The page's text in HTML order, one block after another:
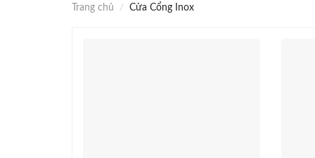
Trang chủ / Cửa Cổng Inox